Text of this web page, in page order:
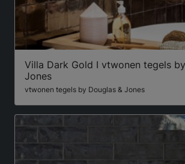
Villa Dark Gold I vtwonen tegels
Jones
vtwonen tegels by Douglas & Jones